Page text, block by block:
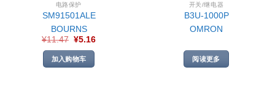
电路保护
SM91501ALE
BOURNS
¥11.47 ¥5.16
加入购物车
开关/继电器
B3U-1000P
OMRON
阅读更多